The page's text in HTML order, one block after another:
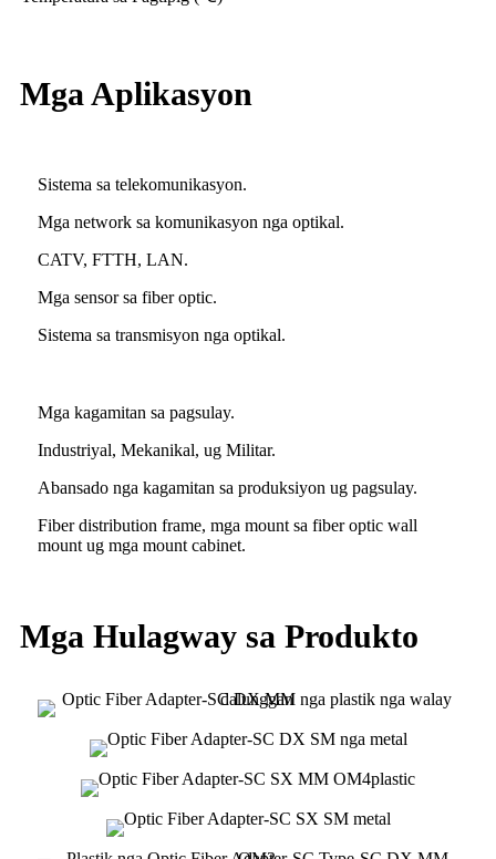
Mga Aplikasyon
Sistema sa telekomunikasyon.
Mga network sa komunikasyon nga optikal.
CATV, FTTH, LAN.
Mga sensor sa fiber optic.
Sistema sa transmisyon nga optikal.
Mga kagamitan sa pagsulay.
Industriyal, Mekanikal, ug Militar.
Abansado nga kagamitan sa produksiyon ug pagsulay.
Fiber distribution frame, mga mount sa fiber optic wall
mount ug mga mount cabinet.
Mga Hulagway sa Produkto